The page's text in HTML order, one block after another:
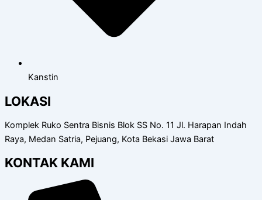
Kanstin
LOKASI
Komplek Ruko Sentra Bisnis Blok SS No. 11 Jl. Harapan Indah
Raya, Medan Satria, Pejuang, Kota Bekasi Jawa Barat
KONTAK KAMI